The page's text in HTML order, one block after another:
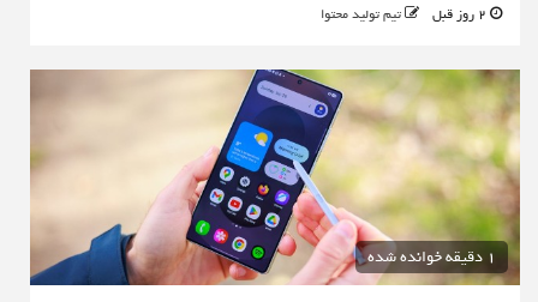
تیم تولید محتوا
1 دقیقه خوانده شده